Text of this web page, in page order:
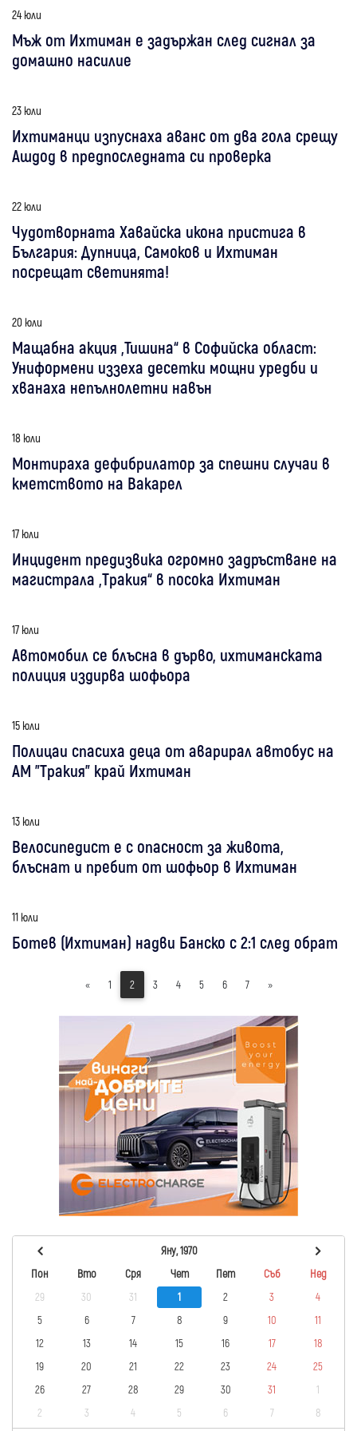
24 юли
Мъж от Ихтиман е задържан след сигнал за
домашно насилие
23 юли
Ихтиманци изпуснаха аванс от два гола срещу
Ашдод в предпоследната си проверка
22 юли
Чудотворната Хавайска икона пристига в
България: Дупница, Самоков и Ихтиман
посрещат светинята!
20 юли
Мащабна акция „Тишина“ в Софийска област:
Униформени иззеха десетки мощни уредби и
хванаха непълнолетни навън
18 юли
Монтираха дефибрилатор за спешни случаи в
кметството на Вакарел
17 юли
Инцидент предизвика огромно задръстване на
магистрала „Тракия“ в посока Ихтиман
17 юли
Автомобил се блъсна в дърво, ихтиманската
полиция издирва шофьора
15 юли
Полицаи спасиха деца от аварирал автобус на
АМ "Тракия" край Ихтиман
13 юли
Велосипедист е с опасност за живота,
блъснат и пребит от шофьор в Ихтиман
11 юли
Ботев (Ихтиман) надви Банско с 2:1 след обрат
« 1 2 3 4 5 6 7 »
Яну, 1970
Пон
Вто Сря Чет Пет Съб
Нед
29
30 31 1 2 3
4
5
6 7 8 9 10
11
12
13 14 15 16 17
18
19
20 21 22 23 24
25
26
27 28 29 30 31
1
2
3 4 5 6 7 8